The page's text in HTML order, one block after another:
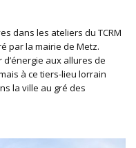
dans les ateliers du TCRM
par la mairie de Metz.
aux allures de
à ce tiers-lieu lorrain
la ville au gré des